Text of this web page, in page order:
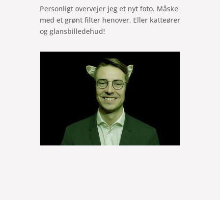
Personligt overvejer jeg et nyt foto. Måske
med et grønt filter henover. Eller katteører
og glansbilledehud!